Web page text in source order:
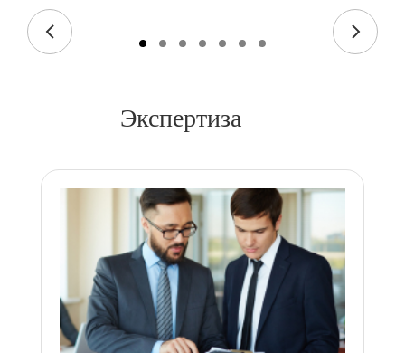
Экспертиза